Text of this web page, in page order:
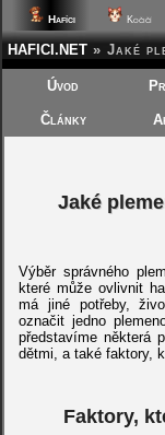
Hafíci Kočičí
HAFICI.NET » Jaké
Úvod
Články
Jaké
Výběr správného
které může ovlivnit
má jiné potřeby,
označit jedno
představíme některá
dětmi, a také faktory,
Faktory,